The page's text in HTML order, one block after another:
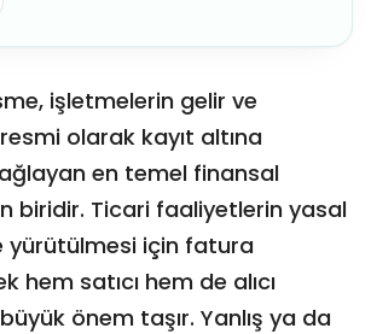
işletmelerin gelir ve
olarak kayıt altına
en temel finansal
biridir. Ticari faaliyetlerin yasal
yürütülmesi için fatura
hem satıcı hem de alıcı
önem taşır. Yanlış ya da